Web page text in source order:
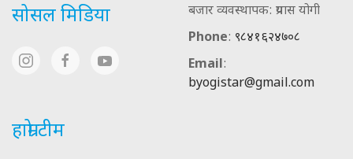
सोसल मिडिया
बजार व्यवस्थापक: प्रयास योगी
Phone: ९८४१६२४७०८
Email:
byogistar@gmail.com
हाम्रो टीम